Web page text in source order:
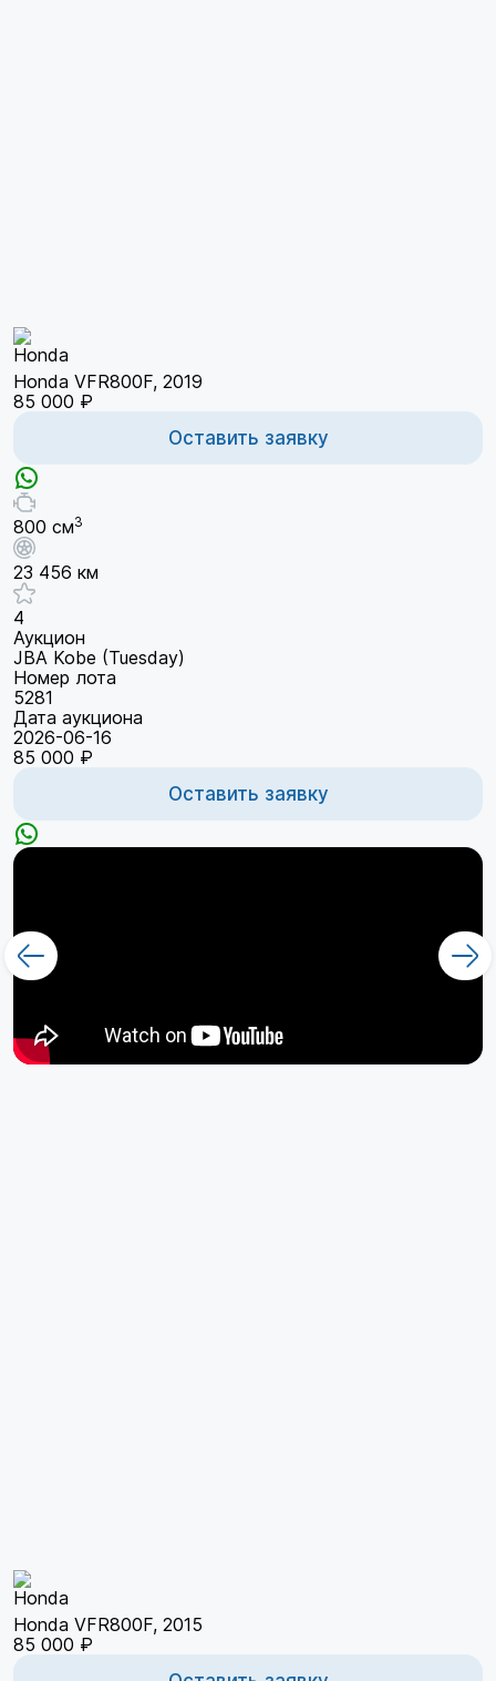
Honda VFR800F, 2019
85 000 ₽
Оставить заявку
800 см3
23 456 км
4
Аукцион
JBA Kobe (Tuesday)
Номер лота
5281
Дата аукциона
2026-06-16
85 000 ₽
Оставить заявку
Honda VFR800F, 2015
85 000 ₽